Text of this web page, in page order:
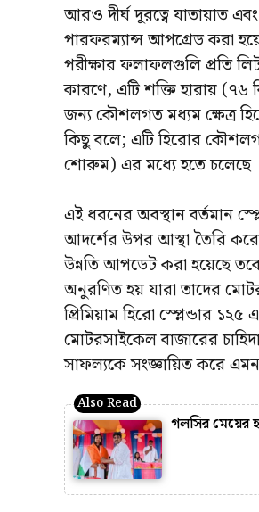
আরও দীর্ঘ দূরত্বে যাতায়াত
পারফরম্যান্স আপগ্রেড করা
পরীক্ষার ফলাফলগুলি প্রতি
কারণে, এটি শক্তি হারায়
জন্য কৌশলগত মধ্যম ক্ষেত্র
কিছু বলে; এটি হিরোর
শোরুম) এর মধ্যে হতে চলেছে
এই ধরনের অবস্থান বর্তমান
আদর্শের উপর আস্থা তৈরি
উন্নতি আপডেট করা হয়েছে
অনুরণিত হয় যারা তাদের
প্রিমিয়াম হিরো স্প্লেন্ডার
মোটরসাইকেল বাজারের
সাফল্যকে সংজ্ঞায়িত করে
গলসির মেয়ের